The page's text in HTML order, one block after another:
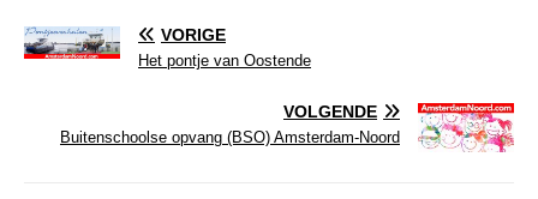
VORIGE
Het pontje van Oostende
VOLGENDE
Buitenschoolse opvang (BSO) Amsterdam-Noord